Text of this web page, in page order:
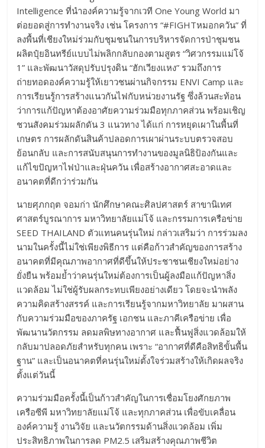
Intelligence ที่นำองค์ความรู้จากเวที One Young World มา
ต่อยอดสู่การทำงานจริง เช่น โครงการ “#FIGHTหมอกควัน” ที่
ลงพื้นที่เชียงใหม่ร่วมกับชุมชนในการบริหารจัดการป่าชุมชน
ผลิตปุ๋ยอินทรีย์แบบไม่พลิกกลับกองตามสูตร “วิศวกรรมแม่โจ้
1” และพัฒนาวัสดุปรับปรุงดิน “ฮักเวียงแหง” รวมถึงการ
ถ่ายทอดองค์ความรู้ให้เยาวชนผ่านกิจกรรม ENVI Camp และ
การเรียนรู้การสร้างแนวกันไฟกับหน่วยงานรัฐ ซึ่งล้วนสะท้อน
ว่าการแก้ปัญหาต้องอาศัยความร่วมมือทุกภาคส่วน พร้อมเชิญ
ชวนสังคมร่วมผลักดัน 3 แนวทาง ได้แก่ การหยุดเผาในพื้นที่
เกษตร การผลักดันสินค้าปลอดการเผาผ่านระบบตรวจสอบ
ย้อนกลับ และการสนับสนุนการทำงานของมูลนิธิป้องกันและ
แก้ไขปัญหาไฟป่าและฝุ่นควัน เพื่อสร้างอากาศสะอาดและ
อนาคตที่ดีกว่าร่วมกัน
นายศุภกฤต จอมก่า นักศึกษาคณะศิลปศาสตร์ สาขานิเทศ
ศาสตร์บูรณาการ มหาวิทยาลัยแม่โจ้ และกรรมการเครือข่าย
SEED THAILAND ตัวแทนคนรุ่นใหม่ กล่าวเสริมว่า การร่วมลง
นามในครั้งนี้ไม่ใช่เพียงพิธีการ แต่คือก้าวสำคัญของการสร้าง
อนาคตที่มีคุณภาพอากาศที่ดีขึ้นให้ประชาชนเชียงใหม่อย่าง
ยั่งยืน พร้อมย้ำว่าคนรุ่นใหม่ต้องการเป็นผู้ลงมือแก้ปัญหาสิ่ง
แวดล้อม ไม่ใช่ผู้รับผลกระทบเพียงอย่างเดียว โดยจะนำพลัง
ความคิดสร้างสรรค์ และการเรียนรู้จากมหาวิทยาลัย มาผสาน
กับความร่วมมือของภาครัฐ เอกชน และภาคีเครือข่าย เพื่อ
พัฒนานวัตกรรม ลดมลพิษทางอากาศ และฟื้นฟูสิ่งแวดล้อมให้
กลับมาปลอดภัยสำหรับทุกคน เพราะ “อากาศที่ดีคือสิทธิขั้นพื้น
ฐาน” และเป็นอนาคตที่คนรุ่นใหม่ตั้งใจร่วมสร้างให้เกิดผลจริง
ตั้งแต่วันนี้
ความร่วมมือครั้งนี้เป็นก้าวสำคัญในการเชื่อมโยงศักยภาพ
เครือซีพี มหาวิทยาลัยแม่โจ้ และทุกภาคส่วน เพื่อขับเคลื่อน
องค์ความรู้ งานวิจัย และนวัตกรรมด้านสิ่งแวดล้อม เพิ่ม
ประสิทธิภาพในการลด PM2.5 เสริมสร้างคุณภาพชีวิต